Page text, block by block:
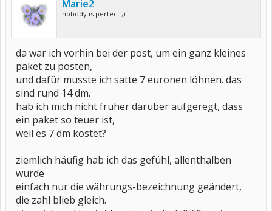
Marie2
nobody is perfect ;)
da war ich vorhin bei der post, um ein ganz kleines
paket zu posten,
und dafür musste ich satte 7 euronen löhnen. das
sind rund 14 dm.
hab ich mich nicht früher darüber aufgeregt, dass
ein paket so teuer ist,
weil es 7 dm kostet?
ziemlich häufig hab ich das gefühl, allenthalben
wurde
einfach nur die währungs-bezeichnung geändert,
die zahl blieb gleich.